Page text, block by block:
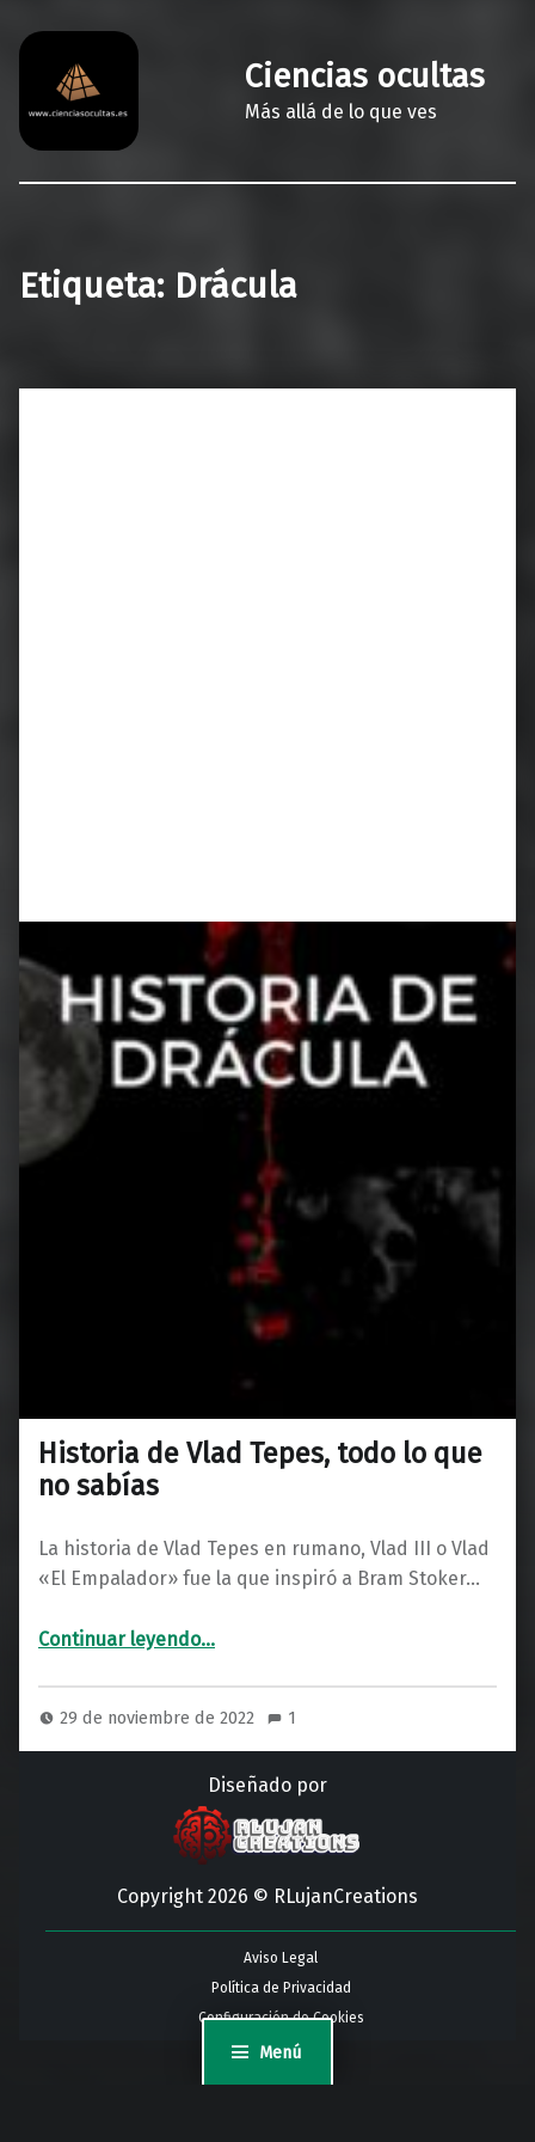
Menú
Ciencias ocultas
Más allá de lo que ves
Etiqueta: Drácula
Historia de Vlad Tepes, todo lo que
no sabías
La historia de Vlad Tepes en rumano, Vlad III o Vlad
«El Empalador» fue la que inspiró a Bram Stoker…
Continuar leyendo“Historia de Vlad Tepes, todo lo que no sabías”
…
29 de noviembre de 2022 1
Diseñado por
Copyright 2026 © RLujanCreations
Aviso Legal
Política de Privacidad
Configuración de Cookies